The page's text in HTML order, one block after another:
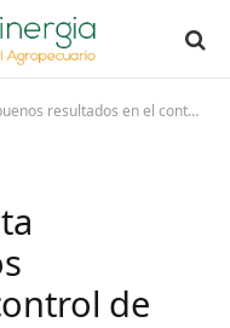
en el control de ácaros en la soya
de